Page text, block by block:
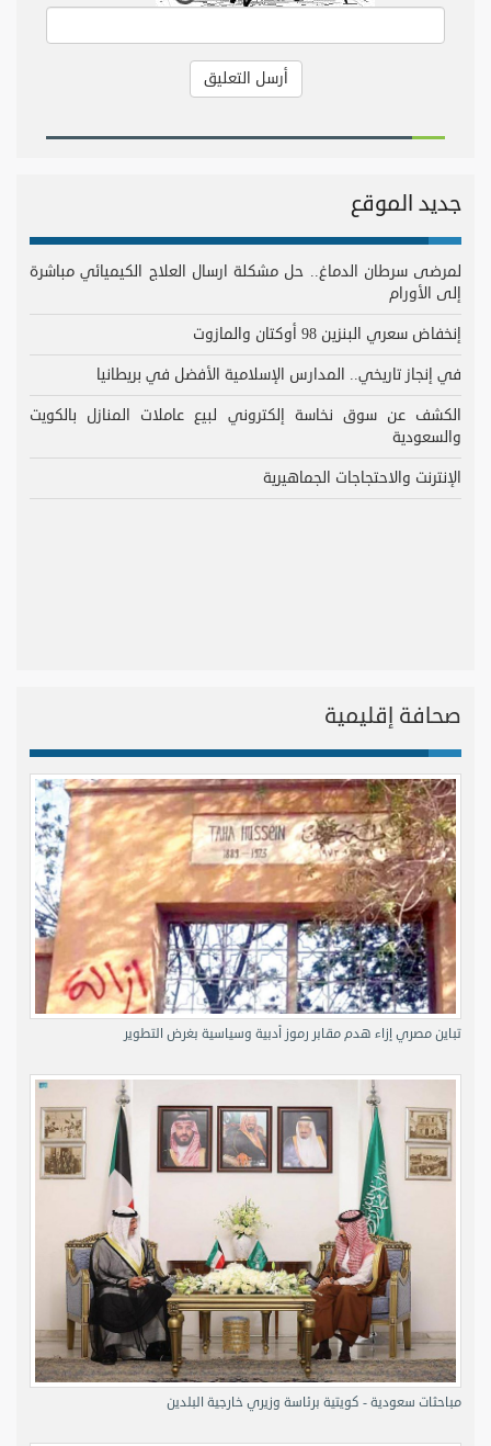
جديد الموقع
لمرضى سرطان الدماغ.. حل مشكلة ارسال العلاج الكيميائي مباشرة
إلى الأورام
إنخفاض سعري البنزين 98 أوكتان والمازوت
في إنجاز تاريخي.. المدارس الإسلامية الأفضل في بريطانيا
الكشف عن سوق نخاسة إلكتروني لبيع عاملات المنازل بالكويت
والسعودية
الإنترنت والاحتجاجات الجماهيرية
صحافة إقليمية
تباين مصري إزاء هدم مقابر رموز أدبية وسياسية بغرض التطوير
مباحثات سعودية - كويتية برئاسة وزيري خارجية البلدين